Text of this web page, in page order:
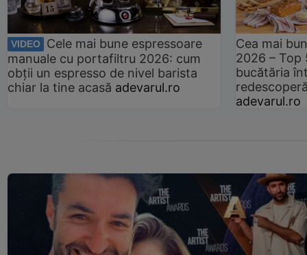
VIDEO
Cele mai bune espressoare
manuale cu portafiltru 2026: cum
obții un espresso de nivel barista
chiar la tine acasă adevarul.ro
Cea mai
2026 –
bucătăria
adevarul.ro